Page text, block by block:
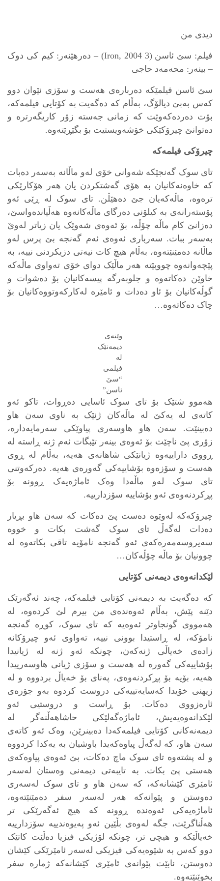
دیدی من
فیلم: سێ ئاسن (3 Iron, 2004) – دەرهێنەر: کیم کی دوک
– بینەر: محەمەد حاجی
سێ ئاسن فیلمێکە دەربارەی ھەست و سۆزی نێوان دوو
کەس بەبێ دیالۆگ، بەڵام کە دەگەیت بە کۆتایی فیلمەکە،
بۆت دەردەکەوێت کە زمانی جەستە زۆر کاریگەرترە و
دەتوانێ چیرۆکێکی خۆشەویستیت بۆ بگێڕێتەوە.
چیرۆکی فیلمەکە
تای سوک گەنجێکە شەوانی خۆی لەو ماڵانە بەسەر دەبات
کە خاوەنەکانیان بە ھۆی گەشتکردن یان ھەر ھۆکارێکی
ترەوە، ماڵەکەیان جێ دەھێڵن. تای سوک لە ڕێی ئەو
پۆستەرانەی بە کیلۆنی دەرگای ماڵەکانەوە ھەڵیاندەواسێ،
دەزانێ کام ماڵە چۆڵە، بۆ ئەوەی شەوێک یان زیاتر لەوێ
بەسەر ببات. سەرباری ئەوەی ئەم گەنجە بێ پرس لەو
ماڵانە دەمێنێتەوە، بەڵام ھیچ کات نیەتی دزیکردنی نییە، بە
پێچەوانەوە چووبێتە ھەر ماڵێک دوای خۆی تەواوی ماڵەکە
خاوێن دەکاتەوە و جلوبەرگە پیسەکانیان بۆ دەشوات و
گوڵەکانیان بۆ ئاو دەدات و ئامێرە لەکارکەوتووەکانیان بۆ
چاک دەکاتەوە…
وێنەی
دیمەنێک
لە
فیلمی
“سێ
ئاسن”
ھەموو شتێک بۆ تای سوک ئاسایی دەڕوات، تاکو ئەو
کاتەی لە یەکێ لە ماڵەکان ژنێک بە ناوی سەن ھاو
دەبینێت. سەن ھاو هاوسەری پیاوێکی سەرمایەدارە،
زۆری پێ ناچێت بۆ ئەوەی بینەر تێبگات ئەم ژنە ڕاستە لە
ڕووی داراییەوە ژیانێکی شاھانەی هەیە، بەڵام لە ڕوی
ھەست و سۆزەوە بۆشاییەکی گەورەی هەیە. دەرکەوتنی
تای سوک لەو ماڵەدا وەک ئاماژەیەک ڕوونە بۆ
پڕکردنەوەی ئەو بۆشاییە سۆزدارییە.
چیرۆکەکە لەوێوە دەست پێ دەکات کە سەن ھاو بڕیار
دەدات لەگەڵ تای سوک گەشت بکات و خووە
سەیروسەمەرەکەی ئەو گەنجە نامۆیە تاقی بکاتەوە لە
چوونیان بۆ ماڵە چۆڵەکان…
لێکدانەوەی دیمەنی کۆتایی
کە دەگەیت بە دیمەنی کۆتایی فیلمەکە، چەند ئەگەرێک
دێنە پێش، بەڵام ئەوەندەی من بیرم لێ کردەوە، لە
ھەمووی گونجاوتر ئەوەیە کە تای سوک، کوڕە گەنجە
نامۆکە، لە ڕاستیدا بوونی نییە، تەواوی ئەو چیرۆکانە
زادەی خەیاڵی ژنەکەن، چونکە ئەو ژنە لە ژیانیدا
بۆشاییەکی گەورە لە ھەست و سۆزی ژیانی هاوسەرییدا
ھەیە، بۆیە بۆ پڕکردنەوەی، پەنای بۆ خەیاڵ بردووە و لە
زیھنی خۆیدا کەسایەتییەکی دروست کردوە بەو جۆرەی
ئارەزووی دەکات. بۆ ڕاست و دروستیی ئەو
لێکدانەوەیەیش، ئاماژەگەلێکی حاشاھەڵنەگر لە
دیمەنەکانی کۆتایی فیلمەکەدا دەبینرێن، وەک ئەو کاتەی
سەن ھاو، کە لەگەڵ پیاوەکەیدا باوشیان بە یەکدا کردووە
و لە پشتەوە تای سوک ماچ دەکات، بێ ئەوەی پیاوەکەی
ھەستی پێ بکات. بە تایبەتی دیمەنی وەستان لەسەر
ئامێری کێشانەکە، کە سەن ھاو و تای سوک لەسەری
دەوستن و پێوانەکە ھەر لەسەر سفر دەمێنێتەوە،
ئاماژەیەکی ئەوەندە ڕوونە کە ھیچ ئەگەرێکی تر
ھەڵناگرێت، جگە لەوەی بڵێین ئەو پەیوەندییە سۆزدارییە
خەیاڵێکە و ھیچی تر، چونکە لۆژیکی فیزیا دەڵێت کاتێک
دوو کەس بە شێوەیەکی فیزیکی لەسەر ئامێرێکی کێشان
دەوستن، نابێت پێوانەی ئامێری کێشانەکە ژمارە سفر
بخوێنێتەوە.